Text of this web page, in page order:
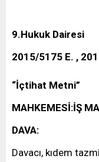
9.Hukuk Dairesi
2015/5175 E. ,
“İçtihat Metni”
MAHKEMESİ:İŞ
DAVA:
Davacı, kıdem